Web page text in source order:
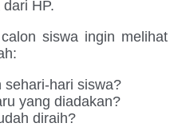
HP.
siswa ingin melihat
sehari-hari siswa?
yang diadakan?
diraih?